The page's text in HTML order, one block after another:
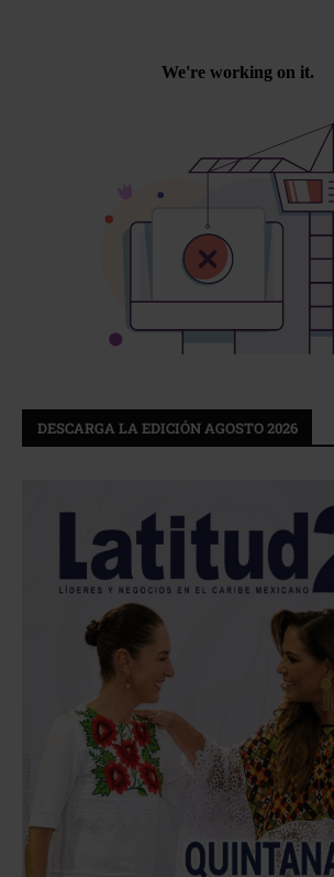
DESCARGA LA EDICIÓN AGOSTO 2026